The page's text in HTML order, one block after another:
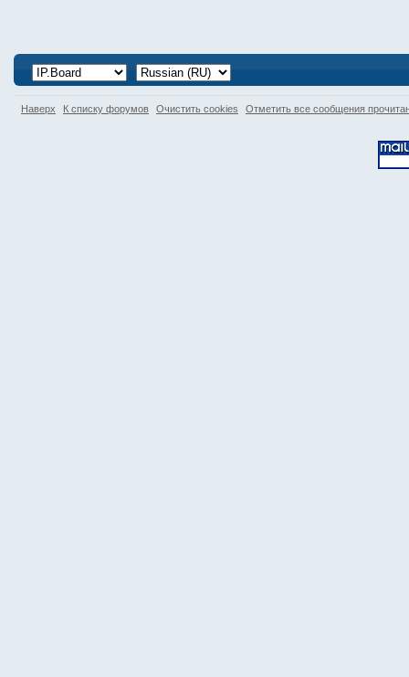
Наверх К списку форумов Очистить cookies Отметить все сообщения